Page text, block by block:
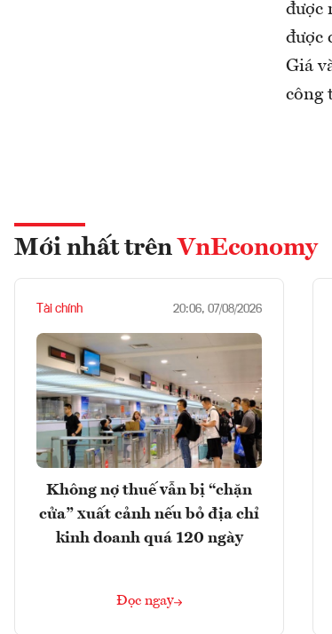
được
được
Giá
công
Mới nhất trên VnEconomy
Tài chính 20:06, 07/08/2026
Không nợ thuế vẫn bị “chặn
cửa” xuất cảnh nếu bỏ địa chỉ
kinh doanh quá 120 ngày
Đọc ngay